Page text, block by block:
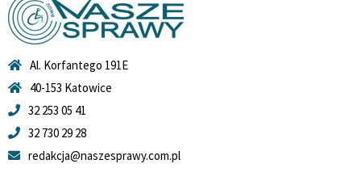
Al. Korfantego 191E
40-153 Katowice
32 253 05 41
32 730 29 28
redakcja@naszesprawy.com.pl